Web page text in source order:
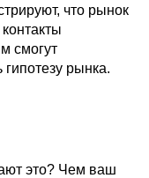
что рынок
смогут
рынка.
это? Чем ваш